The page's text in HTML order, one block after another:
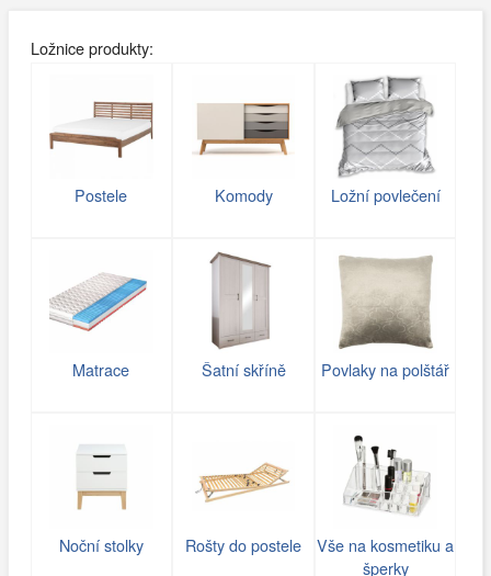
Ložnice produkty:
Postele Komody Ložní povlečení
Matrace Šatní skříně Povlaky na polštář
Noční stolky Rošty do postele
Vše na kosmetiku a
šperky